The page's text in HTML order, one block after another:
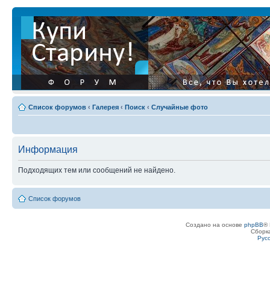
Список форумов ‹ Галерея ‹ Поиск ‹ Случайные фото
Информация
Подходящих тем или сообщений не найдено.
Список форумов
Создано на основе phpBB®